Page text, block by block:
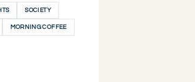
SOCIETY
MORNING COFFEE